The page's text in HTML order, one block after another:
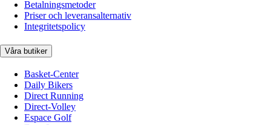
Betalningsmetoder
Priser och leveransalternativ
Integritetspolicy
Våra butiker
Basket-Center
Daily Bikers
Direct Running
Direct-Volley
Espace Golf